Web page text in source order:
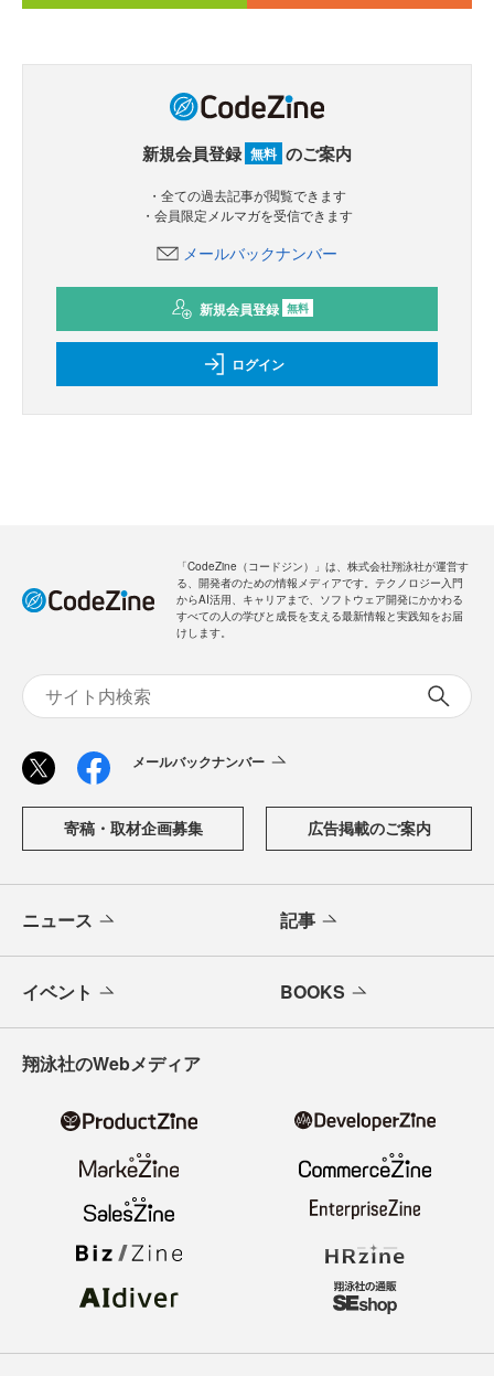
新規会員登録 無料 のご案内
・全ての過去記事が閲覧できます
・会員限定メルマガを受信できます
メールバックナンバー
新規会員登録 無料
ログイン
「CodeZine（コードジン）」は、株式会社翔泳社が運営す
る、開発者のための情報メディアです。テクノロジー入門
からAI活用、キャリアまで、ソフトウェア開発にかかわる
すべての人の学びと成長を支える最新情報と実践知をお届
けします。
メールバックナンバー
寄稿・取材企画募集 広告掲載のご案内
ニュース 記事
イベント BOOKS
翔泳社のWebメディア